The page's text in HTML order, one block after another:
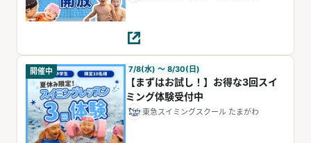
開催中 7/8(水) 〜 8/30(日)
【まずはお試し！】お得な3回スイ
ミング体験受付中
東急スイミングスクール たまがわ